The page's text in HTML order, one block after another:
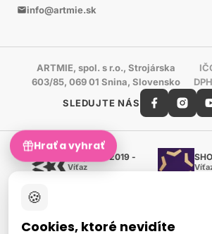
info@artmie.sk
ARTMIE, spol. s r.o., Strojárska
603/85, 069 01 Snina, Slovensko
SLEDUJTE NÁS
Shoproku 2019 -
Víťaz
European Art Awards
🍪
Cookies, ktoré nevidíte
Hrať a vyhrať